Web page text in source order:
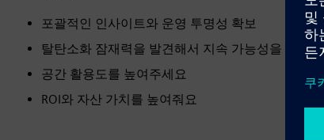
포괄적인 인사이트와 운영 투명성 확보
탈탄소화 잠재력을 발견해서 지속 가능성을 높여요
공간 활용도를 높여주세요
ROI와 자산 가치를 높여줘요